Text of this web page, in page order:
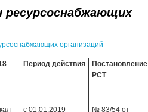
ресурсоснабжающих
организаций
Период действия
Постановление
РСТ
с 01.01.2019
№ 83/54 от